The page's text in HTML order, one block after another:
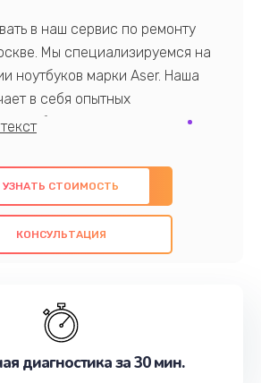
в наш сервис по ремонту
Мы специализируемся на
ноутбуков марки Aser. Наша
в себя опытных
с обширными знаниями и
и качественный ремонт с
оригинальных компонентов, а
качество всех
Наша цель - предоставить
Не медлите записаться на
УЗНАТЬ СТОИМОСТЬ
КОНСУЛЬТАЦИЯ
диагностика за 30 мин.